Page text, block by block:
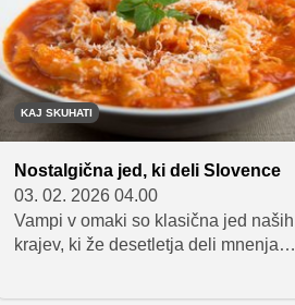
slastnega.
KAJ SKUHATI
Nostalgična jed, ki deli Slovence
03. 02. 2026 04.00
Vampi v omaki so klasična jed naših
krajev, ki že desetletja deli mnenja –